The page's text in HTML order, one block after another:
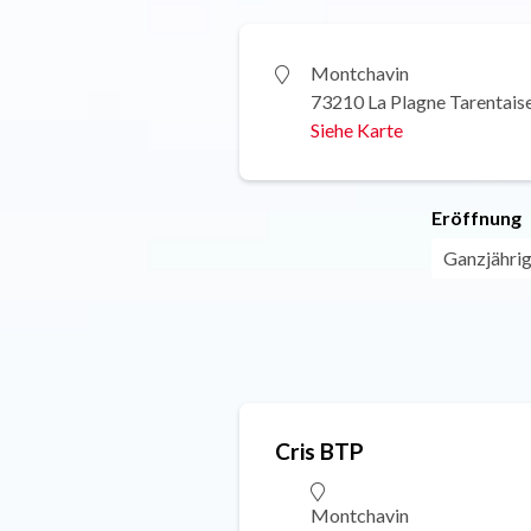
Montchavin
73210 La Plagne
Siehe Karte
Eröffnung
Cris BTP
Montchavin